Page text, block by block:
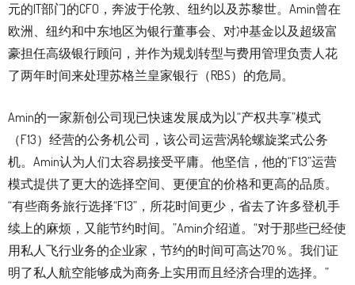
元的IT部门的CFO，奔波于伦敦、纽约以及苏黎世。Amin曾在
欧洲、纽约和中东地区为银行董事会、对冲基金以及超级富
豪担任高级银行顾问，并作为规划转型与费用管理负责人花
了两年时间来处理苏格兰皇家银行（RBS）的危局。
Amin的一家新创公司现已快速发展成为以“产权共享”模式
（F13）经营的公务机公司，该公司运营涡轮螺旋桨式公务
机。Amin认为人们太容易接受平庸。他坚信，他的“F13”运营
模式提供了更大的选择空间、更便宜的价格和更高的品质。
“有些商务旅行选择“F13”，所花时间更少，省去了许多登机手
续上的麻烦，又能节约时间。”Amin介绍道。“对于那些已经使
用私人飞行业务的企业家，节约的时间可高达70％。我们证
明了私人航空能够成为商务上实用而且经济合理的选择。”